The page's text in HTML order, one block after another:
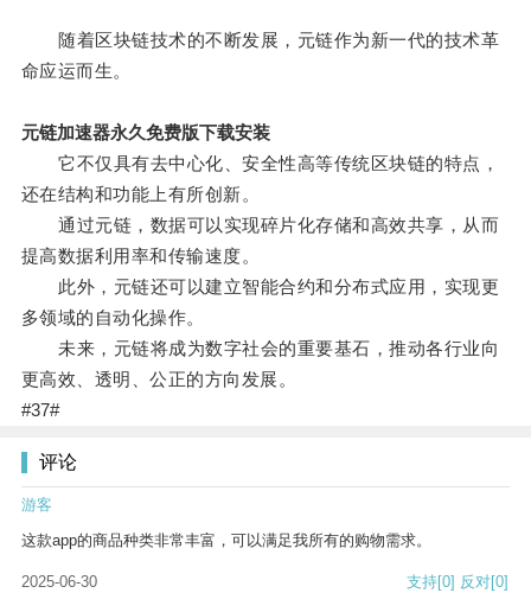
随着区块链技术的不断发展，元链作为新一代的技术革
命应运而生。
元链加速器永久免费版下载安装
它不仅具有去中心化、安全性高等传统区块链的特点，
还在结构和功能上有所创新。
通过元链，数据可以实现碎片化存储和高效共享，从而
提高数据利用率和传输速度。
此外，元链还可以建立智能合约和分布式应用，实现更
多领域的自动化操作。
未来，元链将成为数字社会的重要基石，推动各行业向
更高效、透明、公正的方向发展。
#37#
评论
游客
这款app的商品种类非常丰富，可以满足我所有的购物需求。
2025-06-30 支持[0] 反对[0]